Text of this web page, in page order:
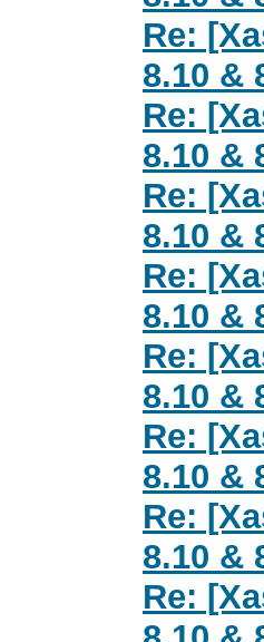
Re:
8.10 &
Re:
8.10 &
Re:
8.10 &
Re:
8.10 &
Re:
8.10 &
Re:
8.10 &
Re:
8.10 &
Re: